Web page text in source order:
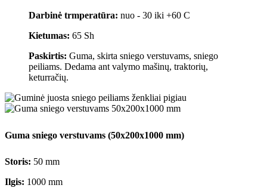
Darbinė trmperatūra: nuo - 30 iki +60 C
Kietumas: 65 Sh
Paskirtis: Guma, skirta sniego verstuvams, sniego
peiliams. Dedama ant valymo mašinų, traktorių,
keturračių.
Guma sniego verstuvams (50x200x1000 mm)
Storis: 50 mm
Ilgis: 1000 mm